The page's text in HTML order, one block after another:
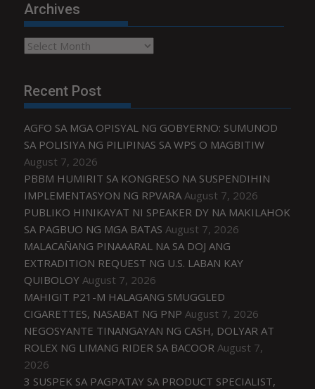
Archives
Archives
Recent Post
AGFO SA MGA OPISYAL NG GOBYERNO: SUMUNOD
SA POLISIYA NG PILIPINAS SA WPS O MAGBITIW
August 7, 2026
PBBM HUMIRIT SA KONGRESO NA SUSPENDIHIN
IMPLEMENTASYON NG RPVARA August 7, 2026
PUBLIKO HINIKAYAT NI SPEAKER DY NA MAKILAHOK
SA PAGBUO NG MGA BATAS August 7, 2026
MALACAÑANG PINAAARAL NA SA DOJ ANG
EXTRADITION REQUEST NG U.S. LABAN KAY
QUIBOLOY August 7, 2026
MAHIGIT P21-M HALAGANG SMUGGLED
CIGARETTES, NASABAT NG PNP August 7, 2026
NEGOSYANTE TINANGAYAN NG CASH, DOLYAR AT
ROLEX NG LIMANG RIDER SA BACOOR August 7,
2026
3 SUSPEK SA PAGPATAY SA PRODUCT SPECIALIST,